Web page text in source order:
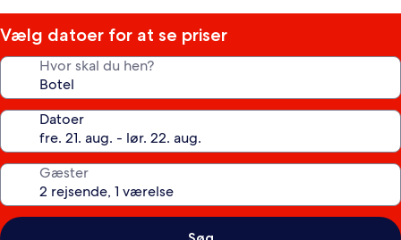
Vælg datoer for at se priser
Hvor skal du hen?
Datoer
Gæster